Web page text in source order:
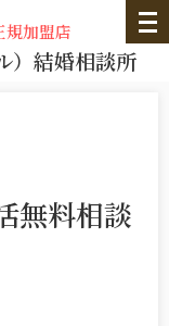
加盟店
結婚相談所
無料相談